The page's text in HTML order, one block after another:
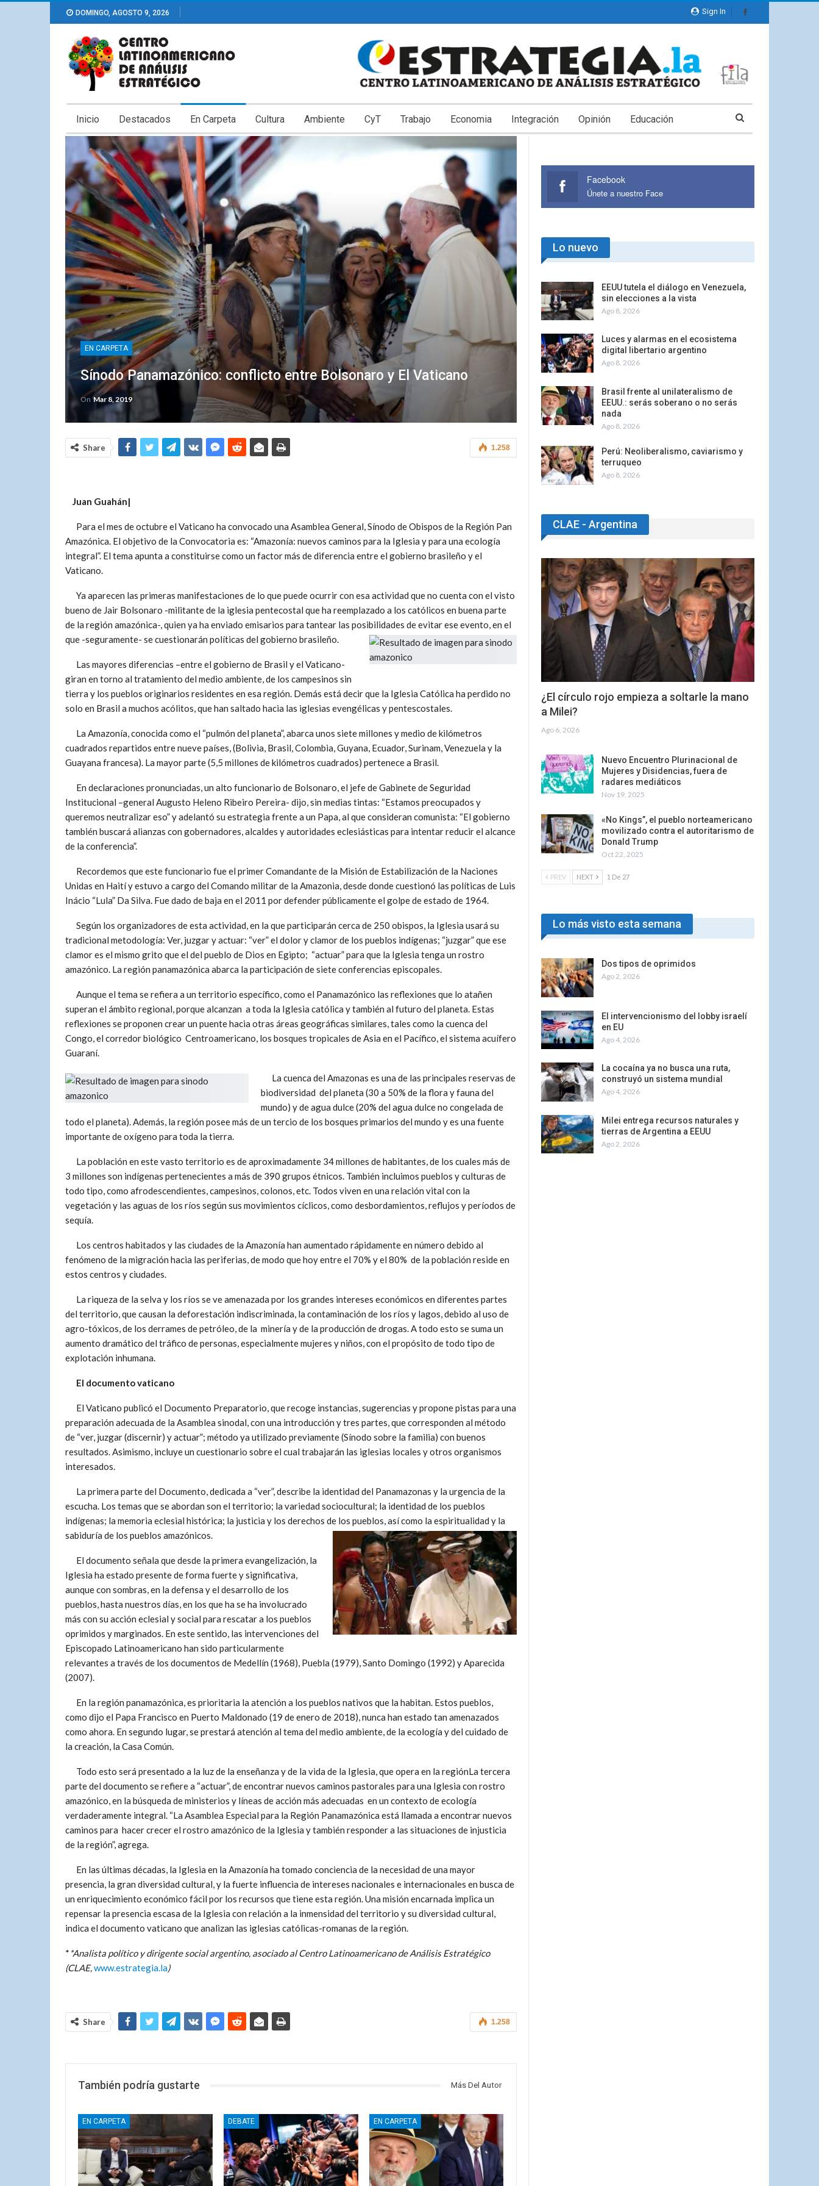
Sign In
DOMINGO, AGOSTO 9, 2026
Inicio Destacados En Carpeta Cultura Ambiente CyT Trabajo Economia Integración Opinión Educación
EN CARPETA
Sínodo Panamazónico: conflicto entre Bolsonaro y El Vaticano
On Mar 8, 2019
1.258
Share
Juan Guahán|
Para el mes de octubre el Vaticano ha convocado una Asamblea General, Sínodo de Obispos de la Región Pan
Amazónica. El objetivo de la Convocatoria es: “Amazonía: nuevos caminos para la Iglesia y para una ecología
integral”. El tema apunta a constituirse como un factor más de diferencia entre el gobierno brasileño y el
Vaticano.
Ya aparecen las primeras manifestaciones de lo que puede ocurrir con esa actividad que no cuenta con el visto
bueno de Jair Bolsonaro -militante de la iglesia pentecostal que ha reemplazado a los católicos en buena parte
de la región amazónica-, quien ya ha enviado emisarios para tantear las posibilidades de evitar ese evento, en el
que -seguramente- se cuestionarán políticas del gobierno brasileño.
Las mayores diferencias –entre el gobierno de Brasil y el Vaticano-
giran en torno al tratamiento del medio ambiente, de los campesinos sin
tierra y los pueblos originarios residentes en esa región. Demás está decir que la Iglesia Católica ha perdido no
solo en Brasil a muchos acólitos, que han saltado hacia las iglesias evengélicas y pentescostales.
La Amazonía, conocida como el “pulmón del planeta”, abarca unos siete millones y medio de kilómetros
cuadrados repartidos entre nueve países, (Bolivia, Brasil, Colombia, Guyana, Ecuador, Surinam, Venezuela y la
Guayana francesa). La mayor parte (5,5 millones de kilómetros cuadrados) pertenece a Brasil.
En declaraciones pronunciadas, un alto funcionario de Bolsonaro, el jefe de Gabinete de Seguridad
Institucional –general Augusto Heleno Ribeiro Pereira- dijo, sin medias tintas: “Estamos preocupados y
queremos neutralizar eso” y adelantó su estrategia frente a un Papa, al que consideran comunista: “El gobierno
también buscará alianzas con gobernadores, alcaldes y autoridades eclesiásticas para intentar reducir el alcance
de la conferencia”.
Recordemos que este funcionario fue el primer Comandante de la Misión de Estabilización de la Naciones
Unidas en Haití y estuvo a cargo del Comando militar de la Amazonia, desde donde cuestionó las políticas de Luis
Inácio “Lula” Da Silva. Fue dado de baja en el 2011 por defender públicamente el golpe de estado de 1964.
Según los organizadores de esta actividad, en la que participarán cerca de 250 obispos, la Iglesia usará su
tradicional metodología: Ver, juzgar y actuar: “ver” el dolor y clamor de los pueblos indígenas; “juzgar” que ese
clamor es el mismo grito que el del pueblo de Dios en Egipto; “actuar” para que la Iglesia tenga un rostro
amazónico. La región panamazónica abarca la participación de siete conferencias episcopales.
Aunque el tema se refiera a un territorio específico, como el Panamazónico las reflexiones que lo atañen
superan el ámbito regional, porque alcanzan a toda la Iglesia católica y también al futuro del planeta. Estas
reflexiones se proponen crear un puente hacia otras áreas geográficas similares, tales como la cuenca del
Congo, el corredor biológico Centroamericano, los bosques tropicales de Asia en el Pacífico, el sistema acuífero
Guaraní.
La cuenca del Amazonas es una de las principales reservas de
biodiversidad del planeta (30 a 50% de la flora y fauna del
mundo) y de agua dulce (20% del agua dulce no congelada de
todo el planeta). Además, la región posee más de un tercio de los bosques primarios del mundo y es una fuente
importante de oxígeno para toda la tierra.
La población en este vasto territorio es de aproximadamente 34 millones de habitantes, de los cuales más de
3 millones son indígenas pertenecientes a más de 390 grupos étnicos. También incluimos pueblos y culturas de
todo tipo, como afrodescendientes, campesinos, colonos, etc. Todos viven en una relación vital con la
vegetación y las aguas de los ríos según sus movimientos cíclicos, como desbordamientos, reflujos y períodos de
sequía.
Los centros habitados y las ciudades de la Amazonía han aumentado rápidamente en número debido al
fenómeno de la migración hacia las periferias, de modo que hoy entre el 70% y el 80% de la población reside en
estos centros y ciudades.
La riqueza de la selva y los ríos se ve amenazada por los grandes intereses económicos en diferentes partes
del territorio, que causan la deforestación indiscriminada, la contaminación de los ríos y lagos, debido al uso de
agro-tóxicos, de los derrames de petróleo, de la minería y de la producción de drogas. A todo esto se suma un
aumento dramático del tráfico de personas, especialmente mujeres y niños, con el propósito de todo tipo de
explotación inhumana.
El documento vaticano
El Vaticano publicó el Documento Preparatorio, que recoge instancias, sugerencias y propone pistas para una
preparación adecuada de la Asamblea sinodal, con una introducción y tres partes, que corresponden al método
de “ver, juzgar (discernir) y actuar”; método ya utilizado previamente (Sínodo sobre la familia) con buenos
resultados. Asimismo, incluye un cuestionario sobre el cual trabajarán las iglesias locales y otros organismos
interesados.
La primera parte del Documento, dedicada a “ver”, describe la identidad del Panamazonas y la urgencia de la
escucha. Los temas que se abordan son el territorio; la variedad sociocultural; la identidad de los pueblos
indígenas; la memoria eclesial histórica; la justicia y los derechos de los pueblos, así como la espiritualidad y la
sabiduría de los pueblos amazónicos.
El documento señala que desde la primera evangelización, la
Iglesia ha estado presente de forma fuerte y significativa,
aunque con sombras, en la defensa y el desarrollo de los
pueblos, hasta nuestros días, en los que ha se ha involucrado
más con su acción eclesial y social para rescatar a los pueblos
oprimidos y marginados. En este sentido, las intervenciones del
Episcopado Latinoamericano han sido particularmente
relevantes a través de los documentos de Medellín (1968), Puebla (1979), Santo Domingo (1992) y Aparecida
(2007).
En la región panamazónica, es prioritaria la atención a los pueblos nativos que la habitan. Estos pueblos,
como dijo el Papa Francisco en Puerto Maldonado (19 de enero de 2018), nunca han estado tan amenazados
como ahora. En segundo lugar, se prestará atención al tema del medio ambiente, de la ecología y del cuidado de
la creación, la Casa Común.
Todo esto será presentado a la luz de la enseñanza y de la vida de la Iglesia, que opera en la regiónLa tercera
parte del documento se refiere a “actuar”, de encontrar nuevos caminos pastorales para una Iglesia con rostro
amazónico, en la búsqueda de ministerios y líneas de acción más adecuadas en un contexto de ecología
verdaderamente integral. “La Asamblea Especial para la Región Panamazónica está llamada a encontrar nuevos
caminos para hacer crecer el rostro amazónico de la Iglesia y también responder a las situaciones de injusticia
de la región”, agrega.
En las últimas décadas, la Iglesia en la Amazonía ha tomado conciencia de la necesidad de una mayor
presencia, la gran diversidad cultural, y la fuerte influencia de intereses nacionales e internacionales en busca de
un enriquecimiento económico fácil por los recursos que tiene esta región. Una misión encarnada implica un
repensar la presencia escasa de la Iglesia con relación a la inmensidad del territorio y su diversidad cultural,
indica el documento vaticano que analizan las iglesias católicas-romanas de la región.
**Analista político y dirigente social argentino, asociado al Centro Latinoamericano de Análisis Estratégico
(CLAE,www.estrategia.la)
1.258
Share
También podría gustarte Más Del Autor
EN CARPETA DEBATE EN CARPETA
Facebook
Únete a nuestro Face
Lo nuevo
EEUU tutela el diálogo en Venezuela,
sin elecciones a la vista
Ago 8, 2026
Luces y alarmas en el ecosistema
digital libertario argentino
Ago 8, 2026
Brasil frente al unilateralismo de
EEUU.: serás soberano o no serás
nada
Ago 8, 2026
Perú: Neoliberalismo, caviarismo y
terruqueo
Ago 8, 2026
CLAE - Argentina
¿El círculo rojo empieza a soltarle la mano
a Milei?
Ago 6, 2026
Nuevo Encuentro Plurinacional de
Mujeres y Disidencias, fuera de
radares mediáticos
Nov 19, 2025
«No Kings”, el pueblo norteamericano
movilizado contra el autoritarismo de
Donald Trump
Oct 22, 2025
PREV NEXT 1 De 27
Lo más visto esta semana
Dos tipos de oprimidos
Ago 2, 2026
El intervencionismo del lobby israelí
en EU
Ago 4, 2026
La cocaína ya no busca una ruta,
construyó un sistema mundial
Ago 4, 2026
Milei entrega recursos naturales y
tierras de Argentina a EEUU
Ago 2, 2026